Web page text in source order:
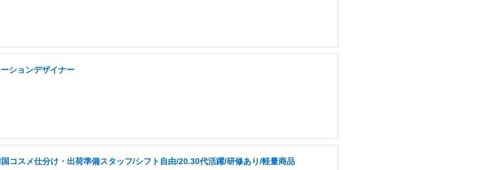
ションデザイナー
国コスメ仕分け・出荷準備スタッフ/シフト自由/20.30代活躍/研修あり/軽量商品